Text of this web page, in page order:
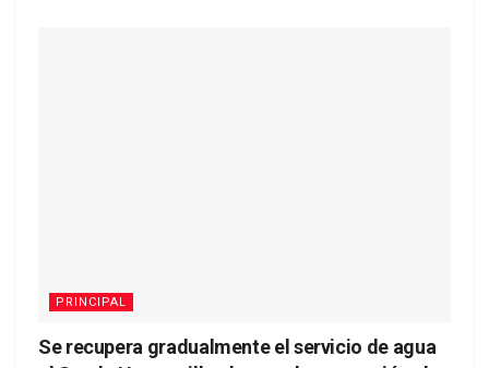
PRINCIPAL
Se recupera gradualmente el servicio de agua